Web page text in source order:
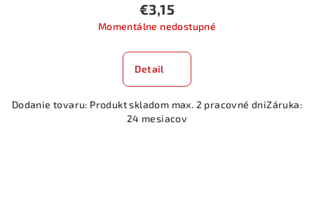
€3,15
Momentálne nedostupné
Detail
Dodanie tovaru: Produkt skladom max. 2 pracovné dniZáruka:
24 mesiacov